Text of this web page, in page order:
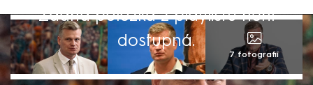
Žádná položka z playlistu není
dostupná.
7 fotografií